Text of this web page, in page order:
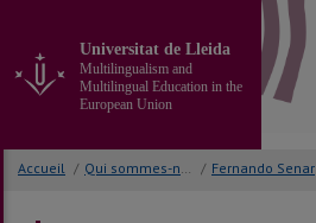
contenido
principal
página
Universitat de Lleida
Multilingualism and
Multilingual Education in the
European Union
Accueil / Qui sommes-nous? / Fernando Senar